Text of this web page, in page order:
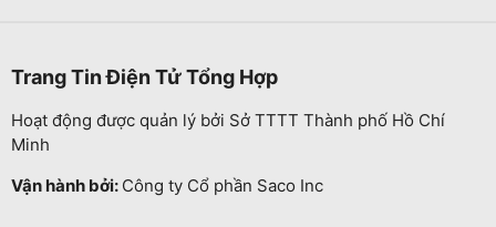
Trang Tin Điện Tử Tổng Hợp
Hoạt động được quản lý bởi Sở TTTT Thành phố Hồ Chí
Minh
Vận hành bởi: Công ty Cổ phần Saco Inc